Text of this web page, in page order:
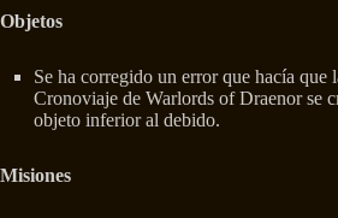
Objetos
Se ha corregido un error que hacía que
Cronoviaje de Warlords of Draenor se
objeto inferior al debido.
Misiones